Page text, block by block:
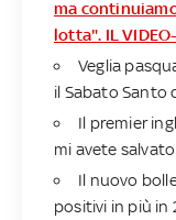
ma
lotta". IL
Veglia
il Sabato Santo
Il premier
mi avete
Il nuovo
positivi in più in